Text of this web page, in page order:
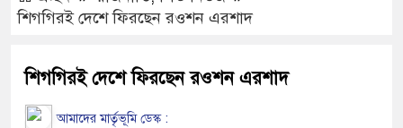
শিগগিরই দেশে ফিরছেন রওশন এরশাদ
শিগগিরই দেশে ফিরছেন রওশন এরশাদ
আমাদের মার্তৃভূমি ডেস্ক :